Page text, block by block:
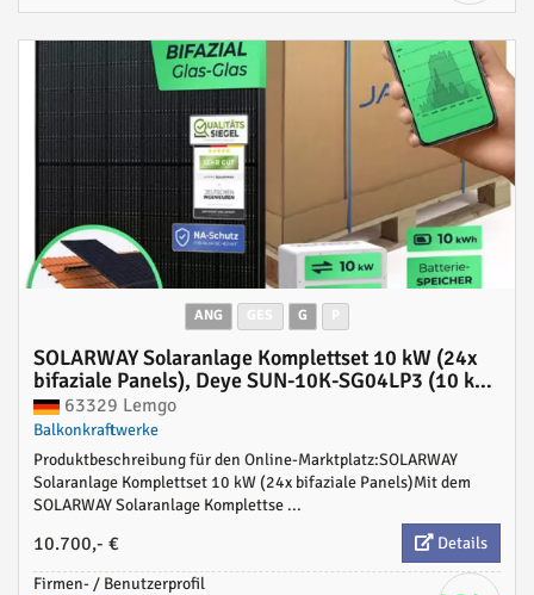
ANG G
SOLARWAY Solaranlage Komplettset 10 kW (24x
bifaziale Panels), Deye SUN-10K-SG04LP3 (10 kW
Ausgang) + Deye 10 kWh Speicher inkl.
Montagesystem, App & WiFi
63329 Lemgo
Balkonkraftwerke
Produktbeschreibung für den Online-Marktplatz:SOLARWAY
Solaranlage Komplettset 10 kW (24x bifaziale Panels)Mit dem
SOLARWAY Solaranlage Komplettse ...
10.700,- €
Details
Firmen- / Benutzerprofil